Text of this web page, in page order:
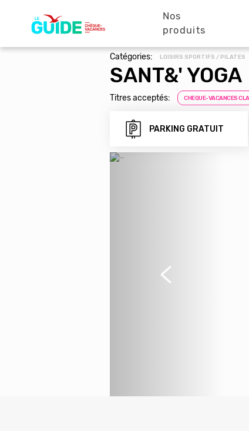
principale
Nos
produits
Catégories: LOISIRS SPORTIFS / PILATES
SANT&' YOGA
Titres acceptés: CHEQUE-VACANCES
PARKING GRATUIT
Précédent